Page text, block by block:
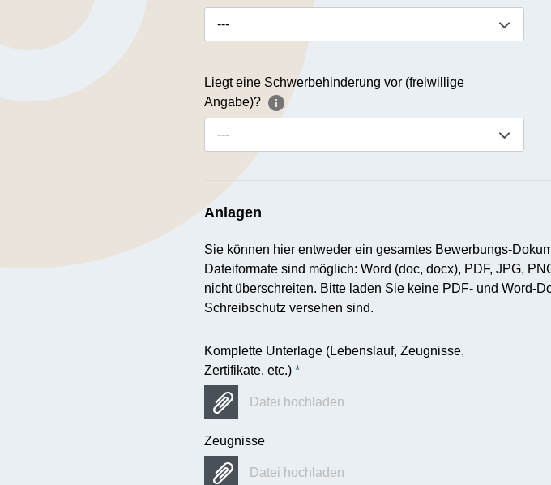
---
Liegt eine Schwerbehinderung vor (freiwillige
Angabe)?
---
Anlagen
Sie können hier entweder ein gesamtes Bewerbungs-
Dateiformate sind möglich: Word (doc, docx), PDF, JPG,
nicht überschreiten. Bitte laden Sie keine PDF- und Word-
Schreibschutz versehen sind.
Komplette Unterlage (Lebenslauf, Zeugnisse,
Zertifikate, etc.) *
Datei hochladen
Zeugnisse
Datei hochladen